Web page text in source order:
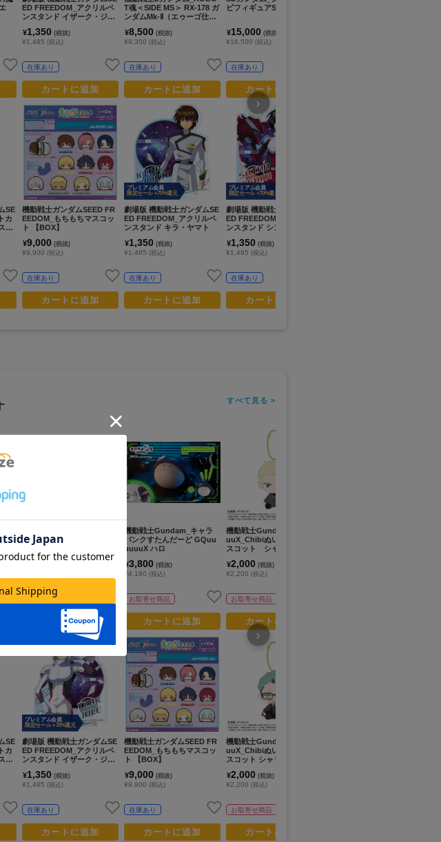
SE
カ
タ
ED FREEDOM_アクリルペ
ンスタンド イザーク・ジュ
¥1,350 (税抜)
¥1,485 (税込)
在庫あり
カートに追加
機動戦士ガンダムSEED FR
EEDOM_もちもちマスコッ
ト 【BOX】
¥9,000 (税抜)
¥9,900 (税込)
在庫あり
カートに追加
T魂＜SIDE MS＞ RX-178 ガ
ンダムMk-Ⅱ（エゥーゴ仕
¥8,500 (税抜)
¥9,350 (税込)
在庫あり
カートに追加
プレミアム会員
限定セール +70%還元
劇場版 機動戦士ガンダムSE
ED FREEDOM_アクリルペ
ンスタンド キラ・ヤマト
¥1,350 (税抜)
¥1,485 (税込)
在庫あり
カートに追加
ビフィギュアSD Mk-II
¥15,000 (税抜)
¥16,500 (税込)
在庫あり
カートに追加
プレミアム会員
限定セール +70%還元
劇場版 機動戦士ガンダムSE
ED FREEDOM_アクリルペ
ンスタンド シン・アスカ
¥1,350 (税抜)
¥1,485 (税込)
在庫あり
カートに追加
›
すべて見る >
SE
カ
タ
uuX_Lucreaらいと アマ
テ・ユズリハ(マチュ) パイ
ロットスーツVer.
8,000
お取寄せ商品
カートに追加
プレミアム会員
限定セール +70%還元
劇場版 機動戦士ガンダムSE
ED FREEDOM_アクリルペ
ンスタンド イザーク・ジュ
¥1,350 (税抜)
¥1,485 (税込)
在庫あり
カートに追加
機動戦士Gundam_キャラ
バンクすたんだーど GQuu
uuuuX ハロ
¥3,800 (税抜)
¥4,180 (税込)
お取寄せ商品
カートに追加
機動戦士ガンダムSEED FR
EEDOM_もちもちマスコッ
ト 【BOX】
¥9,000 (税抜)
¥9,900 (税込)
在庫あり
カートに追加
機動戦士Gundam GQuuuu
uuX_Chibiぬいおすわりマ
スコット シャア・アズナ
¥2,000 (税抜)
¥2,200 (税込)
お取寄せ商品
カートに追加
機動戦士Gundam GQuuuu
uuX_Chibiぬいおすわりマ
スコット シャリア・ブル
¥2,000 (税抜)
¥2,200 (税込)
お取寄せ商品
カートに追加
›